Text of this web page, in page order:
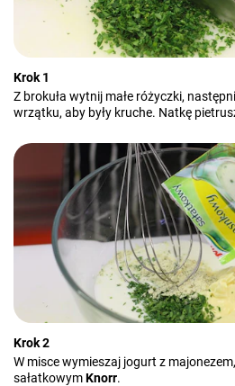
Krok 1
Z brokuła wytnij małe różyczki,
wrzątku, aby były kruche. Natkę
Krok 2
W misce wymieszaj jogurt z
sałatkowymKnorr.